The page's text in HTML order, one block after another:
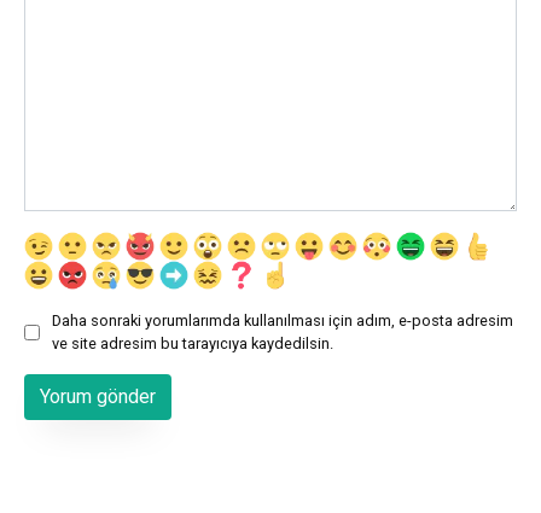
Daha sonraki yorumlarımda kullanılması için adım, e-posta adresim
ve site adresim bu tarayıcıya kaydedilsin.